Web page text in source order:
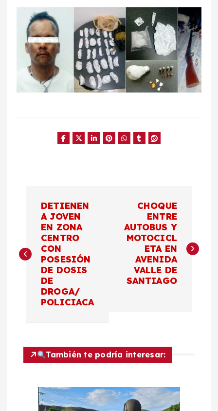
v
e
c
DETIENEN
A JOVEN
EN ZONA
CENTRO
CON
POSESIÓN
DE DOSIS
DE
DROGA/
POLICIACA
CHOQUE
ENTRE
AUTOBUS Y
MOTOCICL
ETA EN
AVENIDA
VALLE DE
SANTIAGO
También te podría interesar: